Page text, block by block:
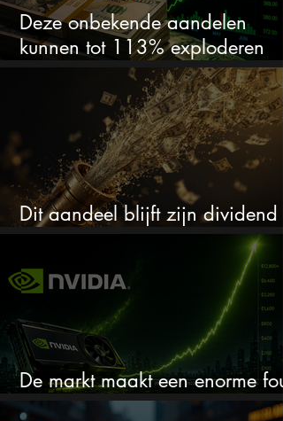
Deze onbekende aandelen
kunnen tot 113% exploderen
(één springt eruit)
Dit aandeel blijft zijn dividend
verhogen, wat er ook gebeurt
De markt maakt een enorme fout